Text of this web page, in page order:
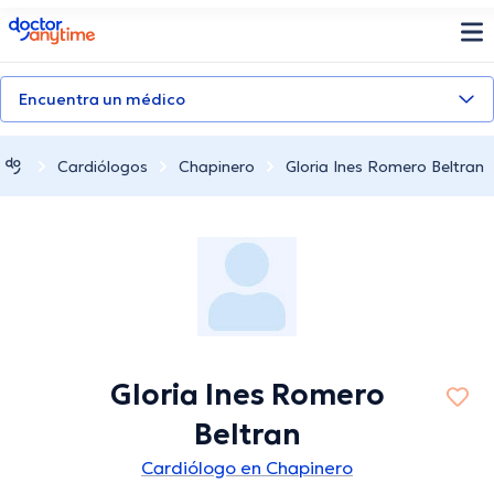
doctoranytime
Encuentra un médico
Cardiólogos Chapinero Gloria Ines Romero Beltran
Gloria Ines Romero
Beltran
Cardiólogo en Chapinero